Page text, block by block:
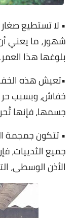
شهور، ما يعني
بلوغها هذا العمر.
•تعيش هذه
خفاش، وبسبب
جسمها، فإنها
جميع الثدييات،
الأذن الوسطى،